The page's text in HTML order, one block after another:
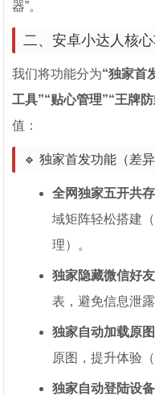
器”。
二、安卓小达人核
我们将功能分为“独家首
工具”“贴心管理”“王牌防
值：
🔹 独家首发功能（差
全网独家五开共
域矩阵轻松搭建
理）。
独家隐藏微信好友
表，避免信息泄露
独家自动加载原图
原图，提升体验
独家自动登陆设备